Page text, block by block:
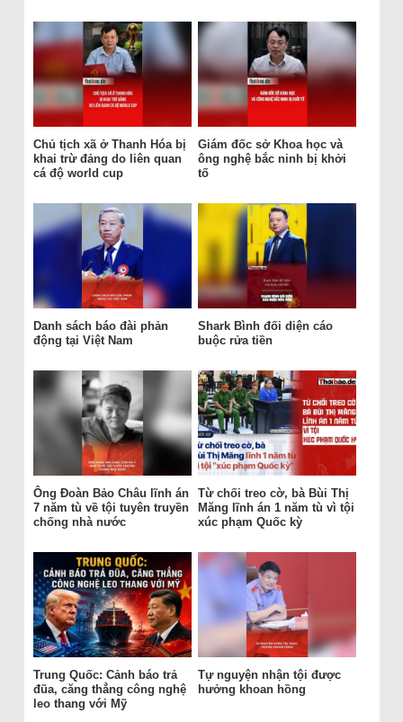
Chủ tịch xã ở Thanh Hóa bị
khai trừ đảng do liên quan
cá độ world cup
Giám đốc sở Khoa học và
ông nghệ bắc ninh bị khởi
tố
Danh sách báo đài phản
động tại Việt Nam
Shark Bình đối diện cáo
buộc rửa tiền
Ông Đoàn Bảo Châu lĩnh án
7 năm tù về tội tuyên truyền
chống nhà nước
Từ chối treo cờ, bà Bùi Thị
Măng lĩnh án 1 năm tù vì tội
xúc phạm Quốc kỳ
Trung Quốc: Cảnh báo trả
đũa, căng thẳng công nghệ
leo thang với Mỹ
Tự nguyện nhận tội được
hưởng khoan hồng